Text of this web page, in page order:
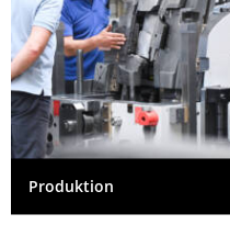
Produktion